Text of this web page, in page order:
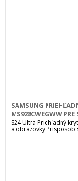
SAMSUNG
MS928CWEGWW PRE
S24 Ultra Priehľadný
a obrazovky Prispôsob